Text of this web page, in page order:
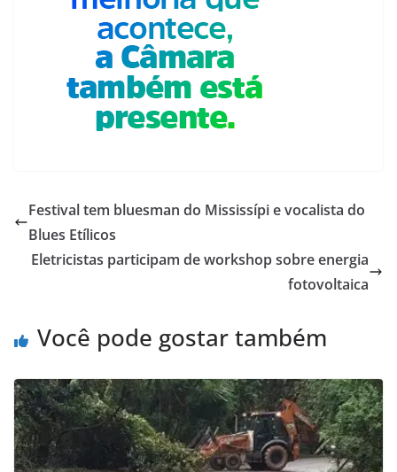
Festival tem bluesman do Mississípi e vocalista do
Blues Etílicos
Eletricistas participam de workshop sobre energia
fotovoltaica
Você pode gostar também